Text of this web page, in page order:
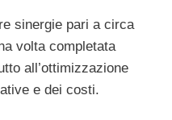
sinergie pari a circa
volta completata
all’ottimizzazione
e dei costi.